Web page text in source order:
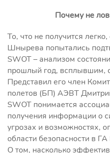
Почему не
То, что не получится
Шнырева попытались
SWOT – анализом
прошлый год, всплывшим,
Представил его член
полетов (БП) АЭВТ
SWOT понимается
получения информации о
угрозах и возможностях,
области безопасности в
О том, насколько